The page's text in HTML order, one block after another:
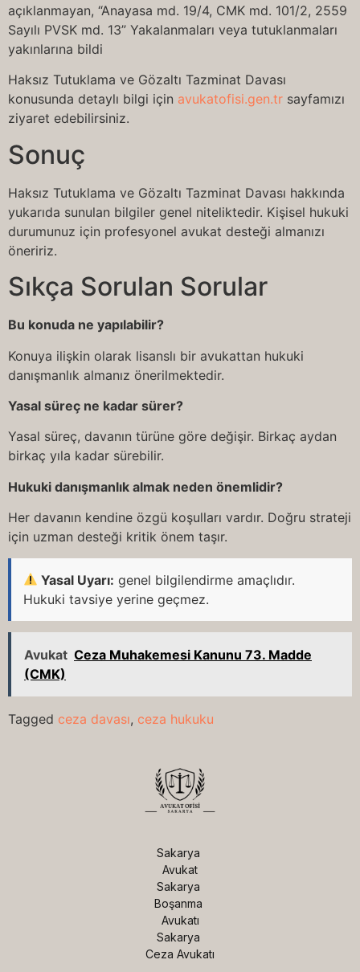
açıklanmayan, “Anayasa md. 19/4, CMK md. 101/2, 2559
Sayılı PVSK md. 13” Yakalanmaları veya tutuklanmaları
yakınlarına bildi
Haksız Tutuklama ve Gözaltı Tazminat Davası
konusunda detaylı bilgi için avukatofisi.gen.tr sayfamızı
ziyaret edebilirsiniz.
Sonuç
Haksız Tutuklama ve Gözaltı Tazminat Davası hakkında
yukarıda sunulan bilgiler genel niteliktedir. Kişisel hukuki
durumunuz için profesyonel avukat desteği almanızı
öneririz.
Sıkça Sorulan Sorular
Bu konuda ne yapılabilir?
Konuya ilişkin olarak lisanslı bir avukattan hukuki
danışmanlık almanız önerilmektedir.
Yasal süreç ne kadar sürer?
Yasal süreç, davanın türüne göre değişir. Birkaç aydan
birkaç yıla kadar sürebilir.
Hukuki danışmanlık almak neden önemlidir?
Her davanın kendine özgü koşulları vardır. Doğru strateji
için uzman desteği kritik önem taşır.
Yasal Uyarı: genel bilgilendirme amaçlıdır.
Hukuki tavsiye yerine geçmez.
Avukat Ceza Muhakemesi Kanunu 73. Madde
(CMK)
Tagged ceza davası, ceza hukuku
Sakarya
Avukat
Sakarya
Boşanma
Avukatı
Sakarya
Ceza Avukatı